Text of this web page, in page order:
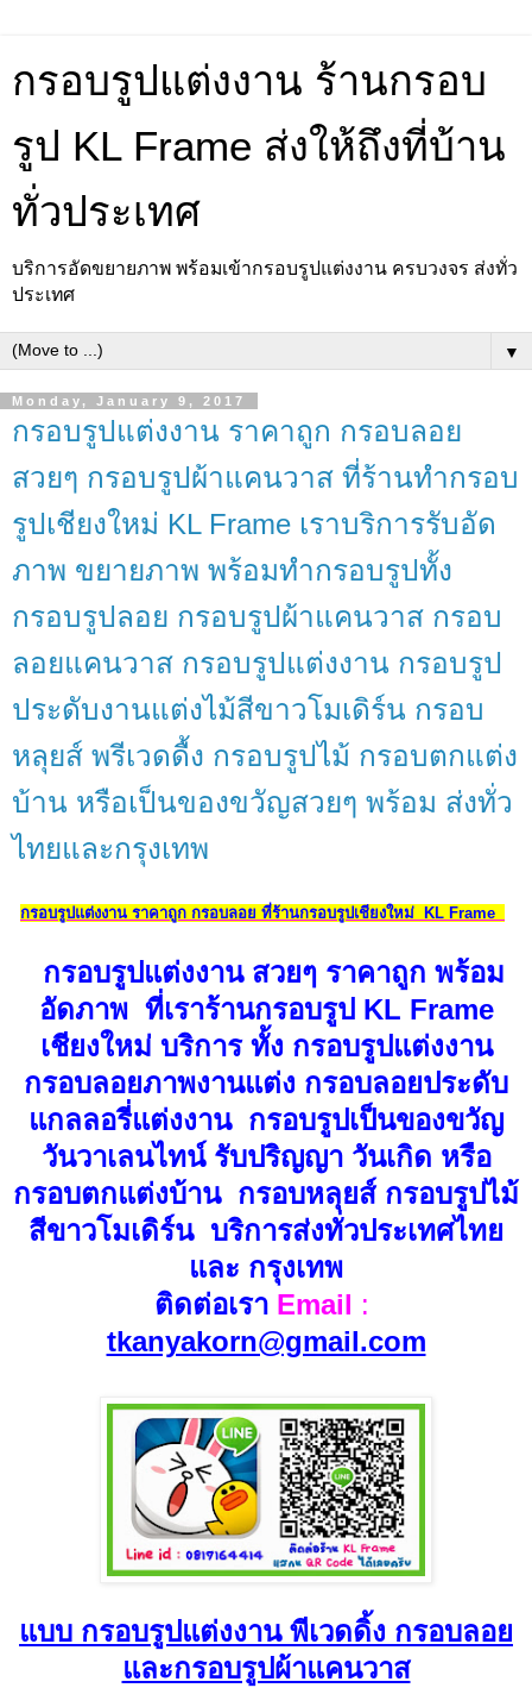
กรอบรูปแต่งงาน ร้านกรอบ
รูป KL Frame ส่งให้ถึงที่บ้าน
ทั่วประเทศ
บริการอัดขยายภาพ พร้อมเข้ากรอบรูปแต่งงาน ครบวงจร ส่งทั่ว
ประเทศ
▼
Monday, January 9, 2017
กรอบรูปแต่งงาน ราคาถูก กรอบลอย
สวยๆ กรอบรูปผ้าแคนวาส ที่ร้านทำกรอบ
รูปเชียงใหม่ KL Frame เราบริการรับอัด
ภาพ ขยายภาพ พร้อมทำกรอบรูปทั้ง
กรอบรูปลอย กรอบรูปผ้าแคนวาส กรอบ
ลอยแคนวาส กรอบรูปแต่งงาน กรอบรูป
ประดับงานแต่งไม้สีขาวโมเดิร์น กรอบ
หลุยส์ พรีเวดดื้ง กรอบรูปไม้ กรอบตกแต่ง
บ้าน หรือเป็นของขวัญสวยๆ พร้อม ส่งทั่ว
ไทยและกรุงเทพ
กรอบรูปแต่งงาน ราคาถูก กรอบลอย ที่ร้านกรอบรูปเชียงใหม่ KL Frame
กรอบรูปแต่งงาน สวยๆ ราคาถูก พร้อม
อัดภาพ ที่เราร้านกรอบรูป KL Frame
เชียงใหม่ บริการ ทั้ง กรอบรูปแต่งงาน
กรอบลอยภาพงานแต่ง กรอบลอยประดับ
แกลลอรี่แต่งงาน กรอบรูปเป็นของขวัญ
วันวาเลนไทน์ รับปริญญา วันเกิด หรือ
กรอบตกแต่งบ้าน กรอบหลุยส์ กรอบรูปไม้
สีขาวโมเดิร์น บริการส่งทั่วประเทศไทย
และ กรุงเทพ
ติดต่อเรา Email :
tkanyakorn@gmail.com
แบบ กรอบรูปแต่งงาน พีเวดดิ้ง กรอบลอย
และกรอบรูปผ้าแคนวาส